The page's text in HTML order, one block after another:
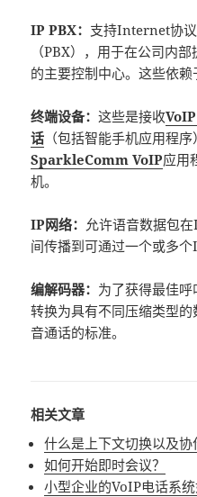
IP PBX： 支持Internet协
（PBX），用于在公司内
的主要控制中心。这些依赖
终端设备：这些是接收
话 （包括智能手机应用程
SparkleComm VoIP应用
机。
IP网络： 允许语音数据包
间传播到可通过一个或多个
编解码器： 为了获得最佳
转换为具有不同压缩类型
音通话的标准。
相关文章
什么是上下文切换以及
如何开始即时会议？
小型企业的VoIP电话系统